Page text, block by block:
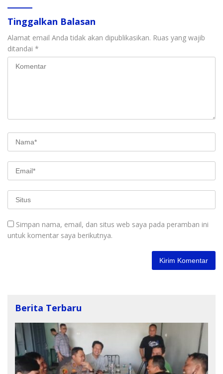
Tinggalkan Balasan
Alamat email Anda tidak akan dipublikasikan. Ruas yang wajib
ditandai *
Simpan nama, email, dan situs web saya pada peramban ini
untuk komentar saya berikutnya.
Berita Terbaru